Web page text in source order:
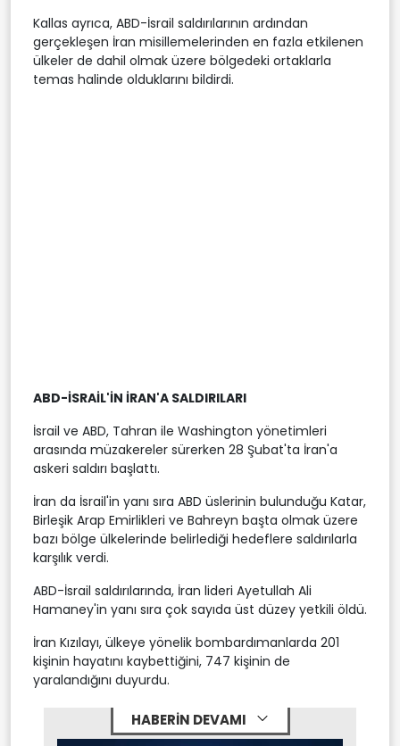
Kallas ayrıca, ABD-İsrail saldırılarının ardından
gerçekleşen İran misillemelerinden en fazla etkilenen
ülkeler de dahil olmak üzere bölgedeki ortaklarla
temas halinde olduklarını bildirdi.
ABD-İSRAİL'İN İRAN'A SALDIRILARI
İsrail ve ABD, Tahran ile Washington yönetimleri
arasında müzakereler sürerken 28 Şubat'ta İran'a
askeri saldırı başlattı.
İran da İsrail'in yanı sıra ABD üslerinin bulunduğu Katar,
Birleşik Arap Emirlikleri ve Bahreyn başta olmak üzere
bazı bölge ülkelerinde belirlediği hedeflere saldırılarla
karşılık verdi.
ABD-İsrail saldırılarında, İran lideri Ayetullah Ali
Hamaney'in yanı sıra çok sayıda üst düzey yetkili öldü.
İran Kızılayı, ülkeye yönelik bombardımanlarda 201
kişinin hayatını kaybettiğini, 747 kişinin de
yaralandığını duyurdu.
HABERİN DEVAMI